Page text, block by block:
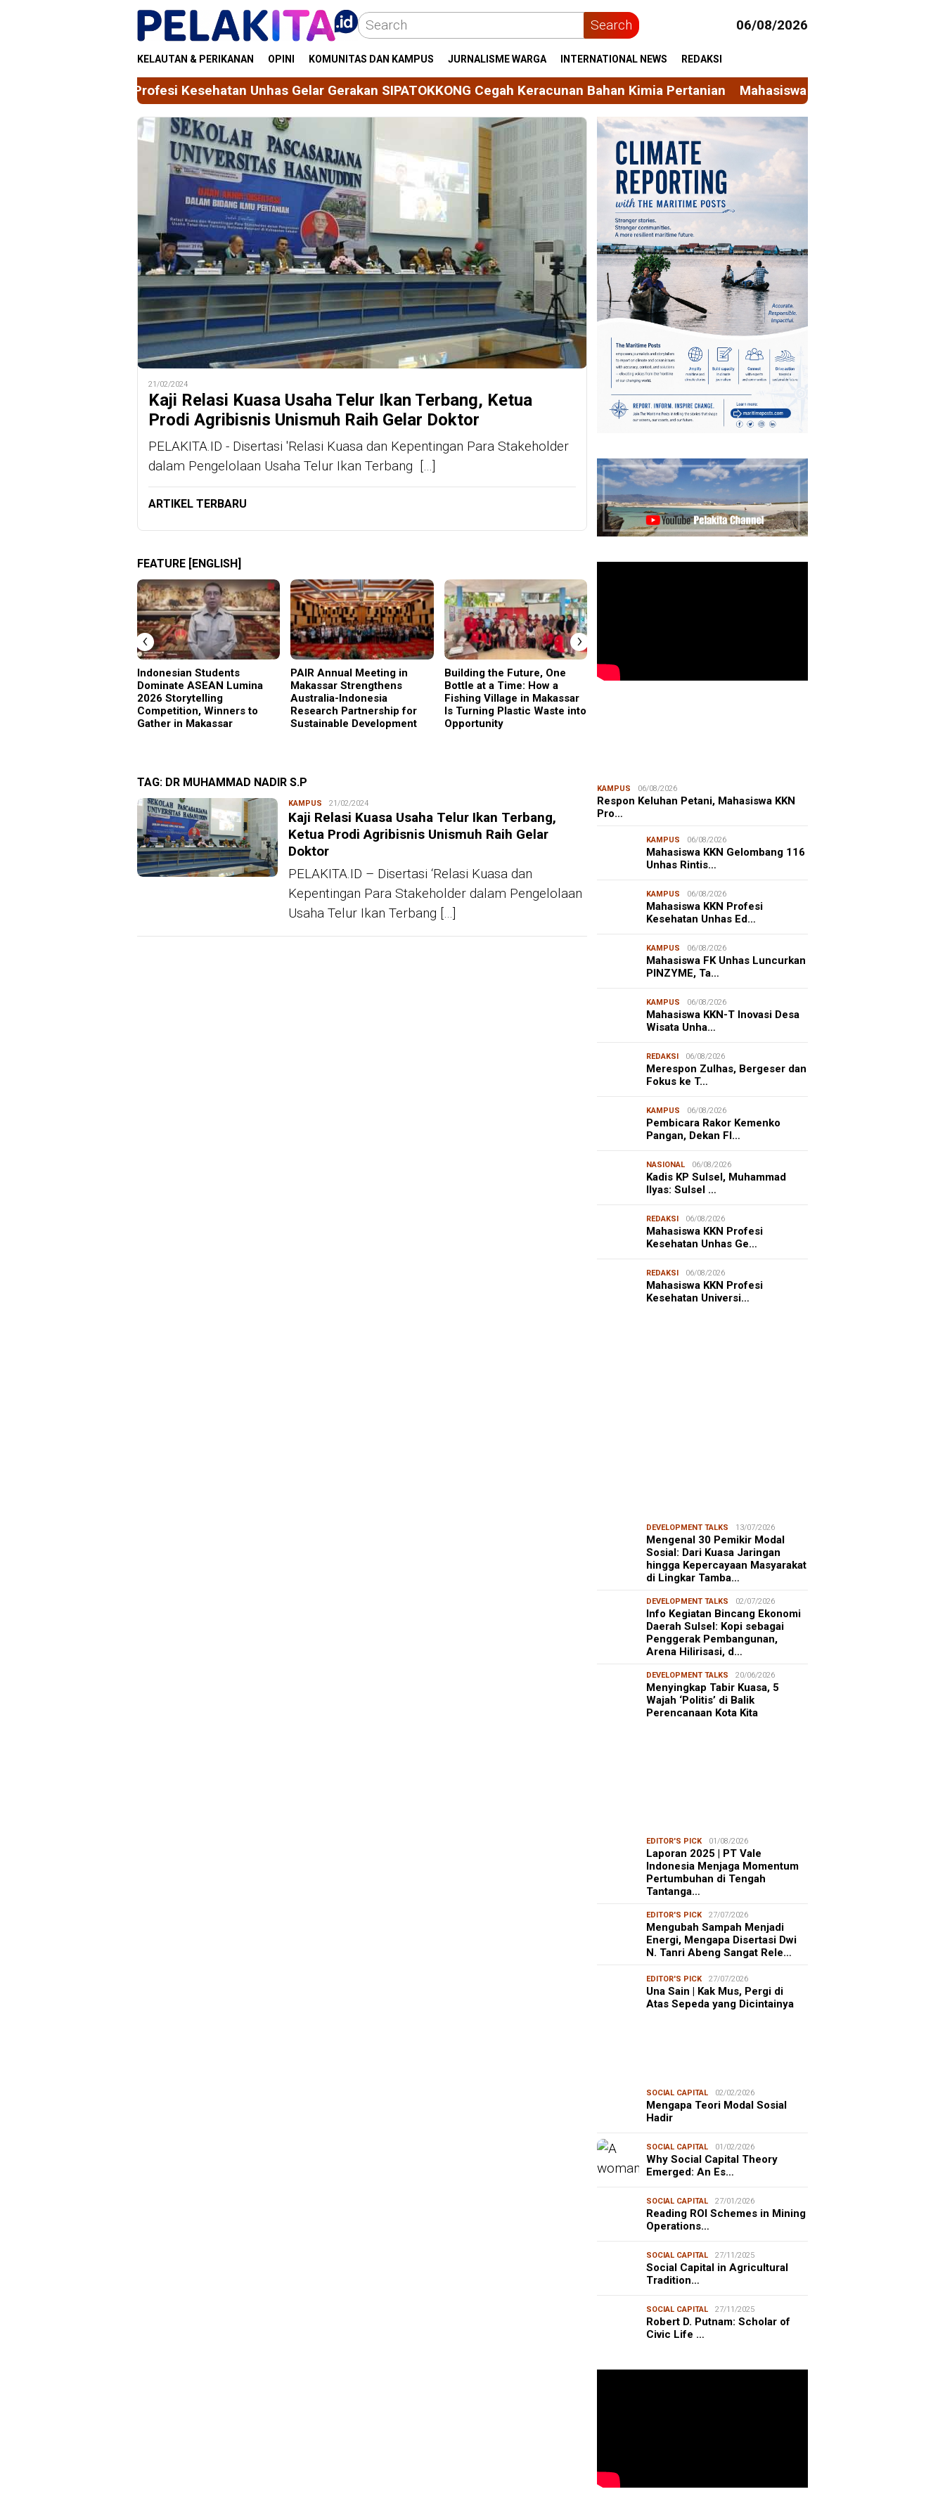
Skip
Search 06/08/2026
KELAUTAN & PERIKANAN OPINI KOMUNITAS DAN KAMPUS JURNALISME WARGA INTERNATIONAL NEWS REDAKSI
Kesehatan Unhas Gelar Gerakan SIPATOKKONG Cegah Keracunan Bahan Kimia Pertanian Mahasiswa KKN Gelombang 116 Unhas Rintis Bank
21/02/2024
Kaji Relasi Kuasa Usaha Telur Ikan Terbang, Ketua
Prodi Agribisnis Unismuh Raih Gelar Doktor
PELAKITA.ID - Disertasi 'Relasi Kuasa dan Kepentingan Para Stakeholder
dalam Pengelolaan Usaha Telur Ikan Terbang […]
ARTIKEL TERBARU
FEATURE [ENGLISH]
Indonesian Students
Dominate ASEAN Lumina
2026 Storytelling
Competition, Winners to
Gather in Makassar
PAIR Annual Meeting in
Makassar Strengthens
Australia-Indonesia
Research Partnership for
Sustainable Development
Building the Future, One
Bottle at a Time: How a
Fishing Village in Makassar
Is Turning Plastic Waste into
Opportunity
Why Cristiano Ronaldo
‹ ›
TAG: DR MUHAMMAD NADIR S.P
KAMPUS Redaksi
21/02/2024
Kaji Relasi Kuasa Usaha Telur Ikan Terbang,
Ketua Prodi Agribisnis Unismuh Raih Gelar
Doktor
PELAKITA.ID – Disertasi ‘Relasi Kuasa dan
Kepentingan Para Stakeholder dalam Pengelolaan
Usaha Telur Ikan Terbang […]
KAMPUS 06/08/2026
Respon Keluhan Petani, Mahasiswa KKN
Pro…
KAMPUS 06/08/2026
Mahasiswa KKN Gelombang 116
Unhas Rintis…
KAMPUS 06/08/2026
Mahasiswa KKN Profesi
Kesehatan Unhas Ed…
KAMPUS 06/08/2026
Mahasiswa FK Unhas Luncurkan
PINZYME, Ta…
KAMPUS 06/08/2026
Mahasiswa KKN-T Inovasi Desa
Wisata Unha…
REDAKSI 06/08/2026
Merespon Zulhas, Bergeser dan
Fokus ke T…
KAMPUS 06/08/2026
Pembicara Rakor Kemenko
Pangan, Dekan FI…
NASIONAL 06/08/2026
Kadis KP Sulsel, Muhammad
Ilyas: Sulsel …
REDAKSI 06/08/2026
Mahasiswa KKN Profesi
Kesehatan Unhas Ge…
REDAKSI 06/08/2026
Mahasiswa KKN Profesi
Kesehatan Universi…
Mahasiswa KKN-T Unhas Edukasi
Warga Desa Buae Kenali
Mikroorganisme Baik dan Jahat
DEVELOPMENT TALKS 13/07/2026
Mengenal 30 Pemikir Modal
Sosial: Dari Kuasa Jaringan
hingga Kepercayaan Masyarakat
di Lingkar Tamba…
DEVELOPMENT TALKS 02/07/2026
Info Kegiatan Bincang Ekonomi
Daerah Sulsel: Kopi sebagai
Penggerak Pembangunan,
Arena Hilirisasi, d…
DEVELOPMENT TALKS 20/06/2026
Menyingkap Tabir Kuasa, 5
Wajah ‘Politis’ di Balik
Perencanaan Kota Kita
EDITOR'S PICK 01/08/2026
Laporan 2025 | PT Vale
Indonesia Menjaga Momentum
Pertumbuhan di Tengah
Tantanga…
EDITOR'S PICK 27/07/2026
Mengubah Sampah Menjadi
Energi, Mengapa Disertasi Dwi
N. Tanri Abeng Sangat Rele…
EDITOR'S PICK 27/07/2026
Una Sain | Kak Mus, Pergi di
Atas Sepeda yang Dicintainya
SOCIAL CAPITAL 02/02/2026
Mengapa Teori Modal Sosial
Hadir
SOCIAL CAPITAL 01/02/2026
Why Social Capital Theory
Emerged: An Es…
SOCIAL CAPITAL 27/01/2026
Reading ROI Schemes in Mining
Operations…
SOCIAL CAPITAL 27/11/2025
Social Capital in Agricultural
Tradition…
SOCIAL CAPITAL 27/11/2025
Robert D. Putnam: Scholar of
Civic Life …